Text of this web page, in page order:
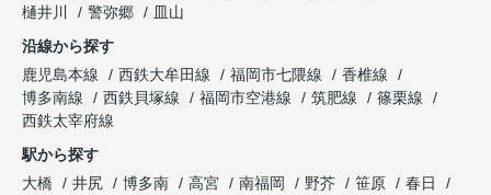
樋井川
警弥郷
皿山
沿線から探す
鹿児島本線
西鉄大牟田線 福岡市七隈線
香椎線
博多南線
西鉄貝塚線 福岡市空港線 筑肥線
篠栗線
西鉄太宰府線
駅から探す
大橋
井尻 博多南 高宮 南福岡 野芥 笹原
春日